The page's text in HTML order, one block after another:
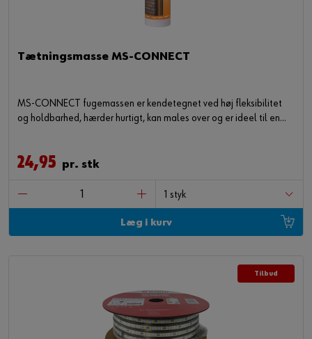
Tætningsmasse MS-CONNECT
MS-CONNECT fugemassen er kendetegnet ved høj fleksibilitet
og holdbarhed, hærder hurtigt, kan males over og er ideel til en
24,95 pr. stk
Læg i kurv
Tilbud